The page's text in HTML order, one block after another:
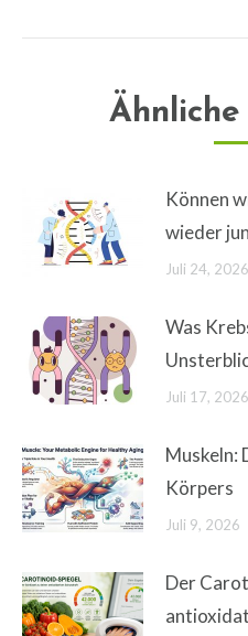
Können
wieder
Juli 24, 2026
Was
Juli 17, 2026
Muskeln:
Körpers
Juli 9, 2026
Der